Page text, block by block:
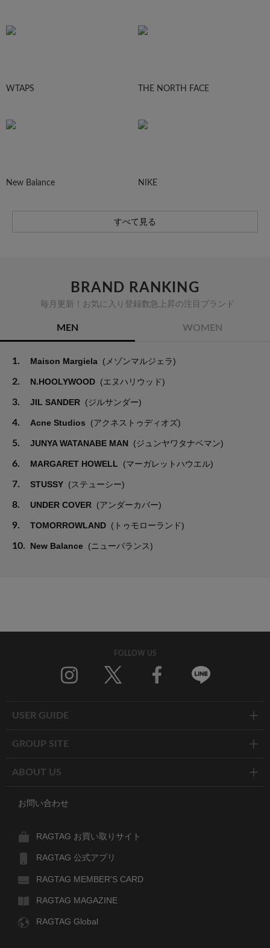
WTAPS THE NORTH FACE
New Balance NIKE
すべて見る
BRAND RANKING
毎月更新！お気に入り登録数急上昇の注目ブランド
MEN WOMEN
1. Maison Margiela (メゾンマルジェラ)
2. N.HOOLYWOOD (エヌハリウッド)
3. JIL SANDER (ジルサンダー)
4. Acne Studios (アクネストゥディオズ)
5. JUNYA WATANABE MAN (ジュンヤワタナベマン)
6. MARGARET HOWELL (マーガレットハウエル)
7. STUSSY (ステューシー)
8. UNDER COVER (アンダーカバー)
9. TOMORROWLAND (トゥモローランド)
10. New Balance (ニューバランス)
FOLLOW US
USER GUIDE
GROUP SITE
ABOUT US
お問い合わせ
RAGTAG お買い取りサイト
RAGTAG 公式アプリ
RAGTAG MEMBER'S CARD
RAGTAG MAGAZINE
RAGTAG Global